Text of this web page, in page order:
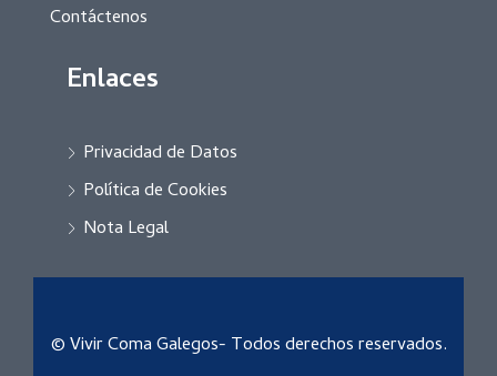
Contáctenos
Enlaces
Privacidad de Datos
Política de Cookies
Nota Legal
© Vivir Coma Galegos- Todos derechos reservados.